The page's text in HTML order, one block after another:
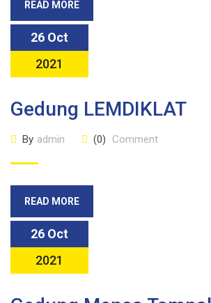
READ MORE
26 Oct
2021
Gedung LEMDIKLAT
By admin (0) Comment
READ MORE
26 Oct
2021